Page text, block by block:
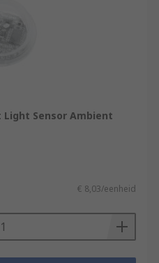
Light Sensor Ambient
€ 8,03/eenheid